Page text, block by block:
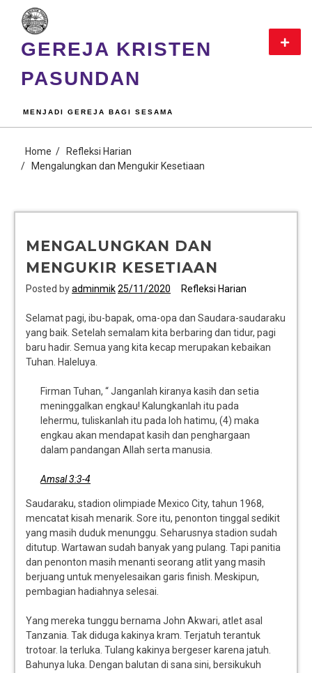
GEREJA KRISTEN
PASUNDAN
MENJADI GEREJA BAGI SESAMA
Home
Refleksi Harian
Mengalungkan dan Mengukir Kesetiaan
MENGALUNGKAN DAN
MENGUKIR KESETIAAN
Posted byadminmik25/11/2020 Refleksi Harian
Selamat pagi, ibu-bapak, oma-opa dan Saudara-saudaraku
yang baik. Setelah semalam kita berbaring dan tidur, pagi
baru hadir. Semua yang kita kecap merupakan kebaikan
Tuhan. Haleluya.
Firman Tuhan, “ Janganlah kiranya kasih dan setia
meninggalkan engkau! Kalungkanlah itu pada
lehermu, tuliskanlah itu pada loh hatimu, (4) maka
engkau akan mendapat kasih dan penghargaan
dalam pandangan Allah serta manusia.
Amsal 3:3-4
Saudaraku, stadion olimpiade Mexico City, tahun 1968,
mencatat kisah menarik. Sore itu, penonton tinggal sedikit
yang masih duduk menunggu. Seharusnya stadion sudah
ditutup. Wartawan sudah banyak yang pulang. Tapi panitia
dan penonton masih menanti seorang atlit yang masih
berjuang untuk menyelesaikan garis finish. Meskipun,
pembagian hadiahnya selesai.
Yang mereka tunggu bernama John Akwari, atlet asal
Tanzania. Tak diduga kakinya kram. Terjatuh terantuk
trotoar. Ia terluka. Tulang kakinya bergeser karena jatuh.
Bahunya luka. Dengan balutan di sana sini, bersikukuh